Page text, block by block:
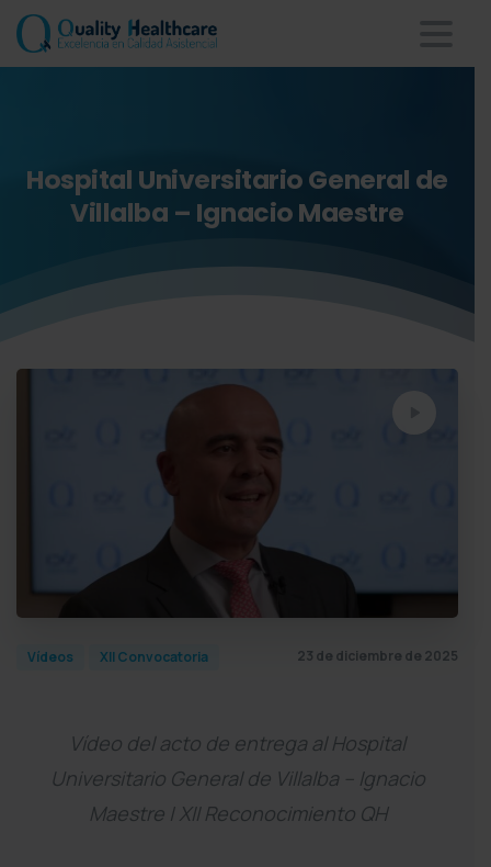
Hospital UniversitarioGeneral de
Villalba – IgnacioMaestre
Vídeos XII Convocatoria 23 de diciembre de 2025
Vídeo del acto de entrega al Hospital
Universitario General de Villalba – Ignacio
Maestre | XII Reconocimiento QH